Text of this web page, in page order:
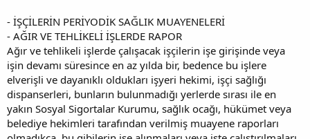
- İŞÇİLERİN PERİYODİK SAĞLIK MUAYENELERİ
- AĞIR VE TEHLİKELİ İŞLERDE RAPOR
Ağır ve tehlikeli işlerde çalışacak işçilerin işe girişinde veya
işin devamı süresince en az yılda bir, bedence bu işlere
elverişli ve dayanıklı oldukları işyeri hekimi, işçi sağlığı
dispanserleri, bunların bulunmadığı yerlerde sırası ile en
yakın Sosyal Sigortalar Kurumu, sağlık ocağı, hükümet veya
belediye hekimleri tarafından verilmiş muayene raporları